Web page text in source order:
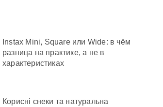
Instax Mini, Square или Wide: в чём
разница на практике, а не в
характеристиках
Корисні снеки та натуральна